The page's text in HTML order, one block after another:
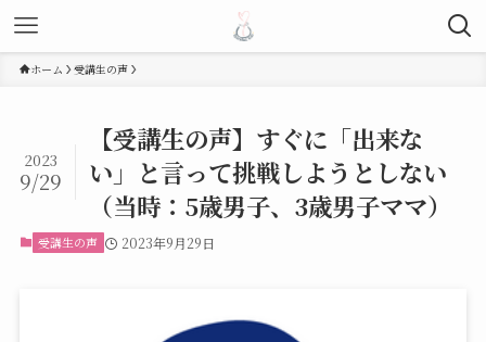
ホーム 受講生の声
【受講生の声】すぐに「出来な
い」と言って挑戦しようとしない
（当時：5歳男子、3歳男子ママ）
2023
9/29
受講生の声 2023年9月29日